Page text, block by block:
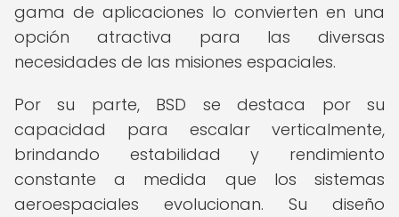
gama de aplicaciones lo convierten en una
opción atractiva para las diversas
necesidades de las misiones espaciales.
Por su parte, BSD se destaca por su
capacidad para escalar verticalmente,
brindando estabilidad y rendimiento
constante a medida que los sistemas
aeroespaciales evolucionan. Su diseño